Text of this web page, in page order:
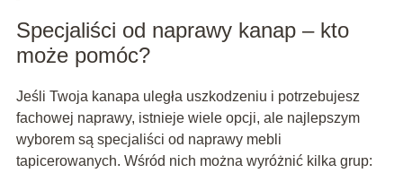
Specjaliści od naprawy kanap – kto
może pomóc?
Jeśli Twoja kanapa uległa uszkodzeniu i potrzebujesz
fachowej naprawy, istnieje wiele opcji, ale najlepszym
wyborem są specjaliści od naprawy mebli
tapicerowanych. Wśród nich można wyróżnić kilka grup: